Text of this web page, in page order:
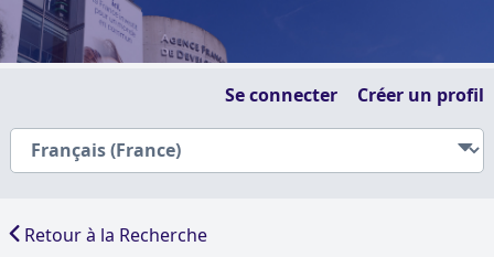
Se connecter Créer un profil
Retour à la Recherche